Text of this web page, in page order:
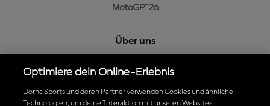
MotoGP™26
Über uns
Cookie-Richtlinien
Geschäftsbedingungen
Optimiere dein Online-Erlebnis
Dorna Sports und deren Partner verwenden Cookies und ähnliche
Technologien, um deine Interaktion mit unseren Websites,